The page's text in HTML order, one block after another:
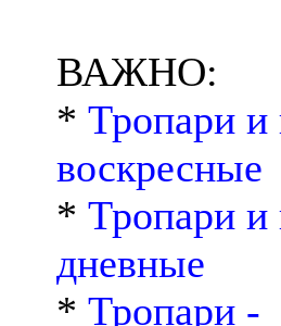
ВАЖНО:
* Тропари и
воскресные
* Тропари и
дневные
* Тропари -